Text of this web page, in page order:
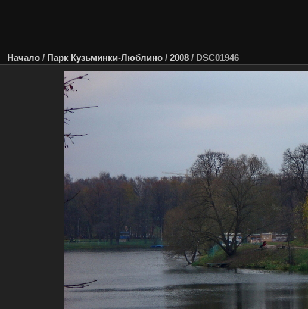
Начало / Парк Кузьминки-Люблино / 2008 / DSC01946